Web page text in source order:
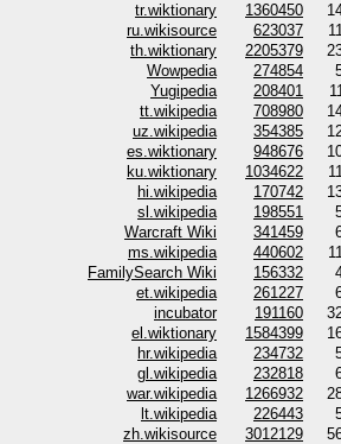
tr.wiktionary 1360450
ru.wikisource 623037
th.wiktionary 2205379
Wowpedia 274854
Yugipedia 208401
tt.wikipedia 708980
uz.wikipedia 354385
es.wiktionary 948676
ku.wiktionary 1034622
hi.wikipedia 170742
sl.wikipedia 198551
Warcraft Wiki 341459
ms.wikipedia 440602
FamilySearch Wiki 156332
et.wikipedia 261227
incubator 191160
el.wiktionary 1584399
hr.wikipedia 234732
gl.wikipedia 232818
war.wikipedia 1266932
lt.wikipedia 226443
zh.wikisource 3012129